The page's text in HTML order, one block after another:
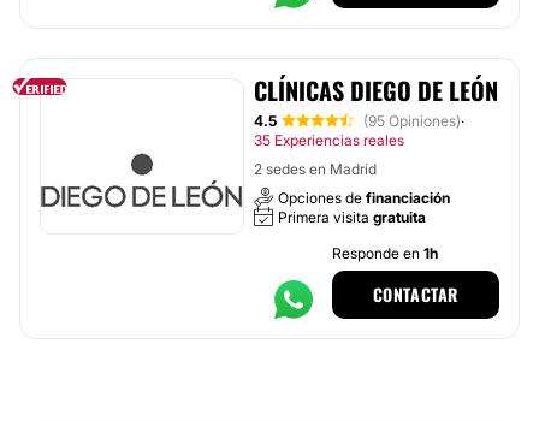
CLÍNICAS DIEGO DE LEÓN
4.5 (95 Opiniones)·
35 Experiencias reales
2 sedes en Madrid
Opciones de financiación
Primera visita gratuita
Responde en 1h
CONTACTAR